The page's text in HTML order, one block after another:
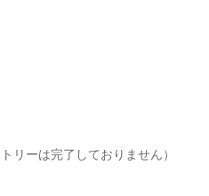
リーは完了しておりません）